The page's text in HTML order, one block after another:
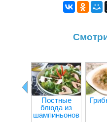
Постные
блюда из
шампиньонов